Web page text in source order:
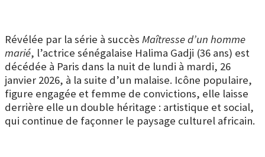
Révélée par la série à succès Maîtresse d’un homme
marié, l’actrice sénégalaise Halima Gadji (36 ans) est
décédée à Paris dans la nuit de lundi à mardi, 26
janvier 2026, à la suite d’un malaise. Icône populaire,
figure engagée et femme de convictions, elle laisse
derrière elle un double héritage : artistique et social,
qui continue de façonner le paysage culturel africain.